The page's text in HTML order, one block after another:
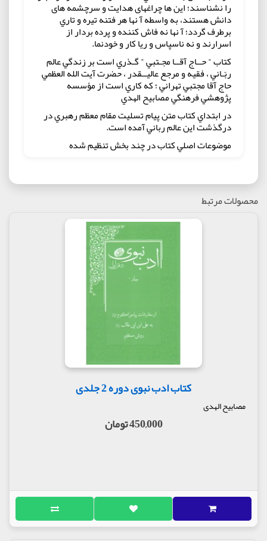
را نشناسند؛ اين ها چراغهاى هدايت و سرچشمه هاى
دانش هستند، به واسطه آ نها هر فتنه تيره و تاري
برطرف گردد؛ آ نها نه فاش کننده و پرده بردار از
اسرارند و نه ناسپاس و ريا کار و خودنما.
کتاب " حــاج آقــا مجـتبي " گـذري است بر زندگي عالم
ربّـاني ، فقيه و مرجع عاليــقدر ، حضرت آيت الله العظمي
حاج آقا مجتبي تهراني ؛ که کاري است از مؤسسه
پژوهشي فرهنگي مصابيح الهدي
در ابتداي کتاب متن پيام تسليت مقام معظم رهبري در
درگذشت اين عالم رباني آمده است.
موضوعات اصلي کتاب در چند بخش تنظيم شده
2- يادداشت آيت الله استادي درباره ي خاندان تهراني
3- گزيده اي از پيام ها و فرمايشات مراجع و علما
4- گوشه هايي از زندگي پر برکت حضرت استاد در آيينه
مولف : حجت الاسلام حسین تهرانی
محصولات مرتبط
کتاب ادب نبوی دوره 2 جلدی
مصابیح الهدی
450,000 تومان